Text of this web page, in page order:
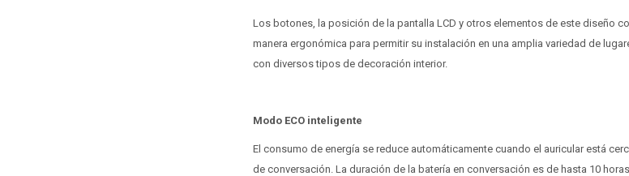
Los botones, la posición de la pantalla LCD y otros elementos de este diseño
manera ergonómica para permitir su instalación en una amplia variedad de
con diversos tipos de decoración interior.
Modo ECO inteligente
El consumo de energía se reduce automáticamente cuando el auricular está
de conversación. La duración de la batería en conversación es de hasta 10